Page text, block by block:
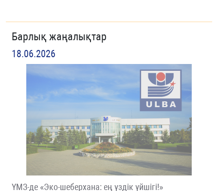
Барлық жаңалықтар
18.06.2026
ҮМЗ-де «Эко-шеберхана: ең үздік үйшігі!»